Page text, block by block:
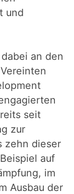
und
an den
seit
zur
zehn dieser
auf
im
Ausbau der